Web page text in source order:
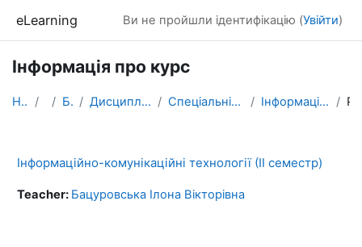
eLearning Ви не пройшли ідентифікацію (Увійти)
Інформація про курс
На головну Курси БАКАЛАВРАТ Дисципліни, які формують фахові компетентності Спеціальність ПРОФЕСІЙНА ОСВІТА. ЦИФРОВІ ТЕХНОЛОГІЇ. Інформаційно-комунікаційні технології та дидактичн...
Інформаційно-комунікаційні технології (ІІ семестр)
Teacher: Бацуровська Ілона Вікторівна